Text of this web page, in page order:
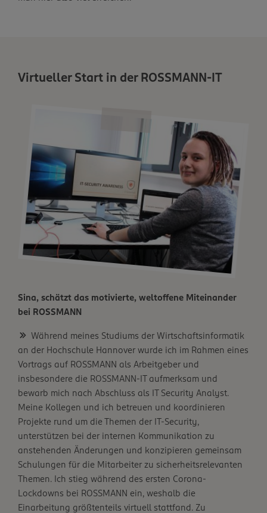
Virtueller Start in der ROSSMANN-IT
Sina, schätzt das motivierte, weltoffene Miteinander
bei ROSSMANN
Während meines Studiums der Wirtschaftsinformatik
an der Hochschule Hannover wurde ich im Rahmen eines
Vortrags auf ROSSMANN als Arbeitgeber und
insbesondere die ROSSMANN-IT aufmerksam und
bewarb mich nach Abschluss als IT Security Analyst.
Meine Kollegen und ich betreuen und koordinieren
Projekte rund um die Themen der IT-Security,
unterstützen bei der internen Kommunikation zu
anstehenden Änderungen und konzipieren gemeinsam
Schulungen für die Mitarbeiter zu sicherheitsrelevanten
Themen. Ich stieg während des ersten Corona-
Lockdowns bei ROSSMANN ein, weshalb die
Einarbeitung größtenteils virtuell stattfand. Zu